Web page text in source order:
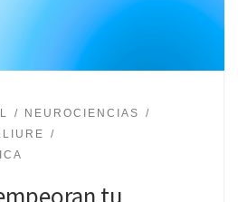
NEUROCIENCIAS